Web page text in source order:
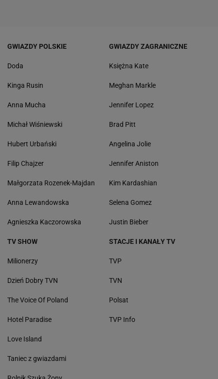
GWIAZDY POLSKIE
Doda
Kinga Rusin
Anna Mucha
Michał Wiśniewski
Hubert Urbański
Filip Chajzer
Małgorzata Rozenek-Majdan
Anna Lewandowska
Agnieszka Kaczorowska
GWIAZDY ZAGRANICZNE
Księżna Kate
Meghan Markle
Jennifer Lopez
Brad Pitt
Angelina Jolie
Jennifer Aniston
Kim Kardashian
Selena Gomez
Justin Bieber
TV SHOW
Milionerzy
Dzień Dobry TVN
The Voice Of Poland
Hotel Paradise
Love Island
Taniec z gwiazdami
STACJE I KANAŁY TV
TVP
TVN
Polsat
TVP Info